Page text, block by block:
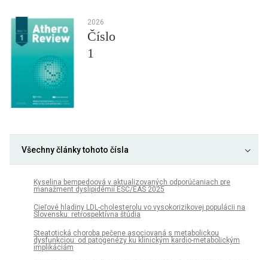
2026
Číslo
1
Všechny články tohoto čísla
Kyselina bempedoová v aktualizovaných odporúčaniach pre
manažment dyslipidémií ESC/EAS 2025
Cieľové hladiny LDL-cholesterolu vo vysokorizikovej populácii na
Slovensku: retrospektívna štúdia
Steatotická choroba pečene asociovaná s metabolickou
dysfunkciou: od patogenézy ku klinickým kardio-metabolickým
implikáciám